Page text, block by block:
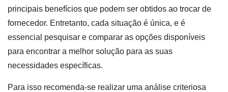
principais benefícios que podem ser obtidos ao trocar de
fornecedor. Entretanto, cada situação é única, e é
essencial pesquisar e comparar as opções disponíveis
para encontrar a melhor solução para as suas
necessidades específicas.
Para isso recomenda-se realizar uma análise criteriosa